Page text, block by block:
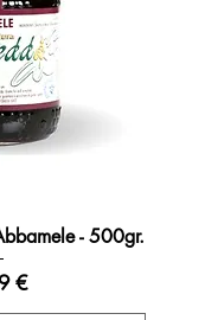
- 500gr.
€